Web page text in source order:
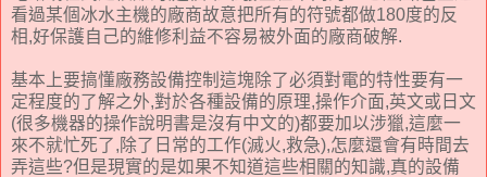
看過某個冰水主機的廠商故意把所有的符號都做180度的反
相,好保護自己的維修利益不容易被外面的廠商破解.
基本上要搞懂廠務設備控制這塊除了必須對電的特性要有一
定程度的了解之外,對於各種設備的原理,操作介面,英文或日文
(很多機器的操作說明書是沒有中文的)都要加以涉獵,這麼一
來不就忙死了,除了日常的工作(滅火,救急),怎麼還會有時間去
弄這些?但是現實的是如果不知道這些相關的知識,真的設備